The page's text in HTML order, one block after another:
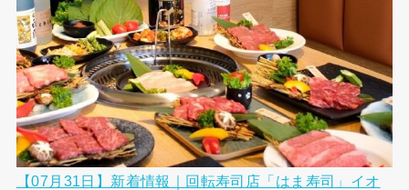
【07月31日】新着情報｜回転寿司店「はま寿司」イオ